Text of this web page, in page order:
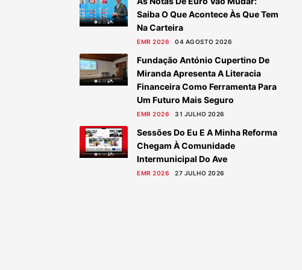
Saiba O Que Acontece Às Que Tem
Na Carteira
EMR 2026 04 AGOSTO 2026
Fundação António Cupertino De
Miranda Apresenta A Literacia
Financeira Como Ferramenta Para
Um Futuro Mais Seguro
EMR 2026 31 JULHO 2026
Sessões Do Eu E A Minha Reforma
Chegam À Comunidade
Intermunicipal Do Ave
EMR 2026 27 JULHO 2026